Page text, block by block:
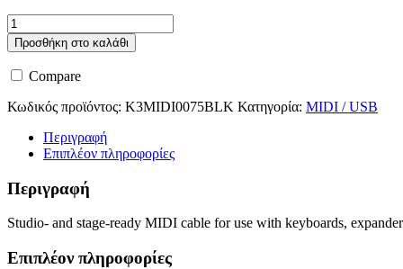
Adam
Hall
K3MIDI0075BLK
(0.75m)
ποσότητα
Προσθήκη στο καλάθι
Compare
Κωδικός προϊόντος: K3MIDI0075BLK Κατηγορία: MIDI / USB
Περιγραφή
Επιπλέον πληροφορίες
Περιγραφή
Studio- and stage-ready MIDI cable for use with keyboards,
Επιπλέον πληροφορίες